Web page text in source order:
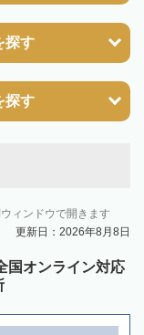
探す
探す
ィンドウで開きます
更新日：2026年8月8日
国オンライン対応